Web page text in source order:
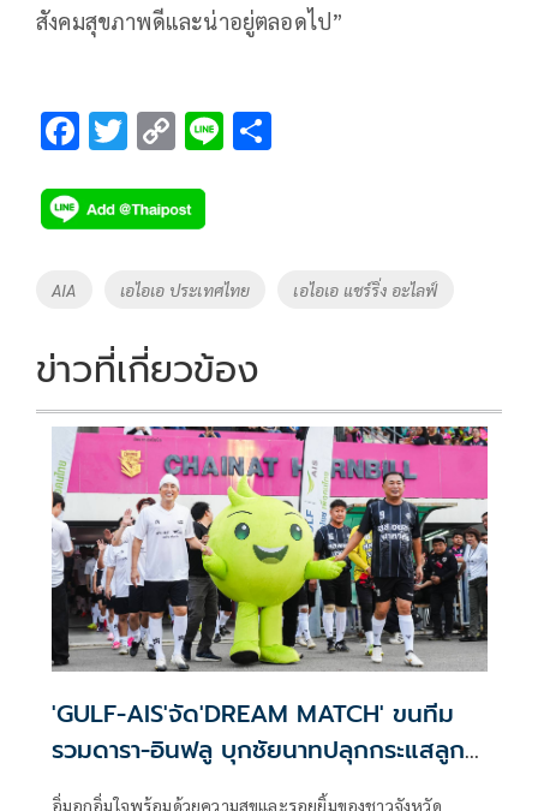
สังคมสุขภาพดีและน่าอยู่ตลอดไป”
F
e
b
k
T
tt
er
C
p
y
Li
k
Li
Tags
AIA เอไอเอ ประเทศไทย เอไอเอ แชร์ริ่ง อะไลฟ์
ข่าวที่เกี่ยวข้อง
'GULF-AIS'จัด'DREAM MATCH' ขนทีม
รวมดารา-อินฟลู บุกชัยนาทปลุกกระแสลูก
หนังท้องถิ่น
อิ่มอกอิ่มใจพร้อมด้วยความสุขและรอยยิ้มของชาวจังหวัด